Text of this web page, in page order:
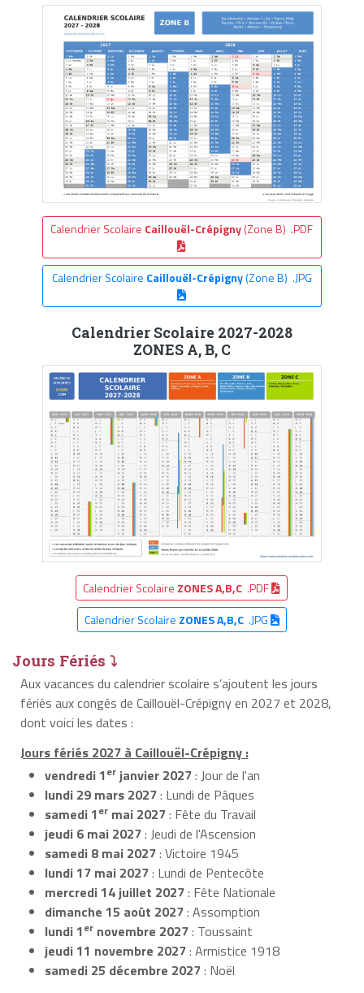
Calendrier Scolaire Caillouël-Crépigny(Zone B) .PDF
Calendrier Scolaire Caillouël-Crépigny(Zone B) .JPG
Calendrier Scolaire 2027-2028
ZONES A, B, C
Calendrier Scolaire ZONES A,B,C .PDF
Calendrier Scolaire ZONES A,B,C.JPG
Jours Fériés ⤵
Aux vacances du calendrier scolaire s’ajoutent les jours
fériés aux congés de Caillouël-Crépigny en 2027 et 2028,
dont voici les dates :
Jours fériés 2027 à Caillouël-Crépigny :
vendredi 1er janvier 2027: Jour de l'an
lundi 29 mars 2027: Lundi de Pâques
samedi 1er mai 2027: Fête du Travail
jeudi 6 mai 2027: Jeudi de l'Ascension
samedi 8 mai 2027: Victoire 1945
lundi 17 mai 2027: Lundi de Pentecôte
mercredi 14 juillet 2027: Fête Nationale
dimanche 15 août 2027: Assomption
lundi 1er novembre 2027: Toussaint
jeudi 11 novembre 2027: Armistice 1918
samedi 25 décembre 2027: Noël